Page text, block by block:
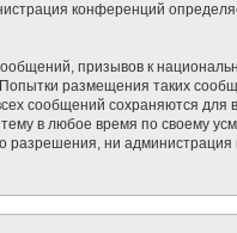
конференций
призывов к
размещения таких
сообщений сохраняются
в любое время по своему
ни